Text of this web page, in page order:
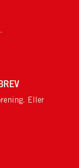
.
Eller